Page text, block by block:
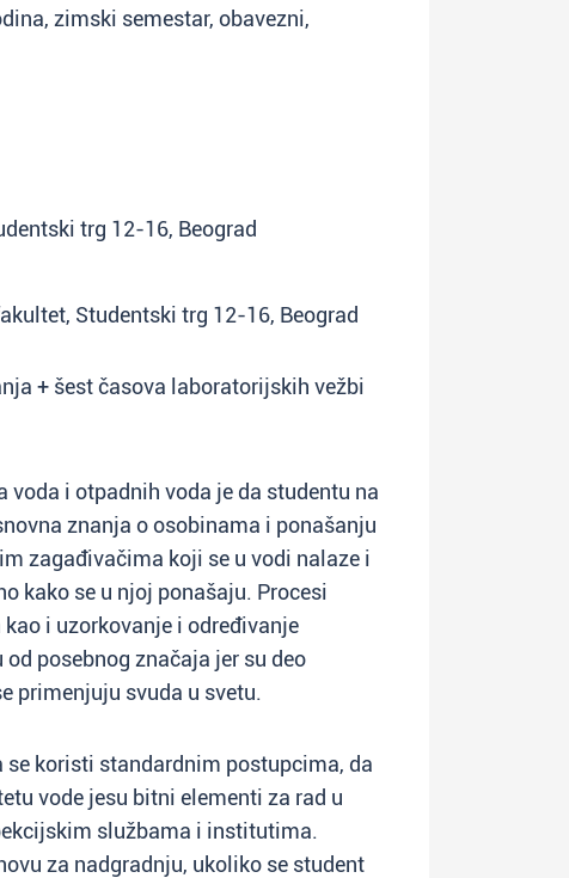
zimski semestar, obavezni,
trg 12-16, Beograd
Studentski trg 12-16, Beograd
+ šest časova laboratorijskih vežbi
voda i otpadnih voda je da studentu na
znanja o osobinama i ponašanju
zagađivačima koji se u vodi nalaze i
kako se u njoj ponašaju. Procesi
i uzorkovanje i određivanje
posebnog značaja jer su deo
primenjuju svuda u svetu.
se koristi standardnim postupcima, da
vode jesu bitni elementi za rad u
službama i institutima.
za nadgradnju, ukoliko se student